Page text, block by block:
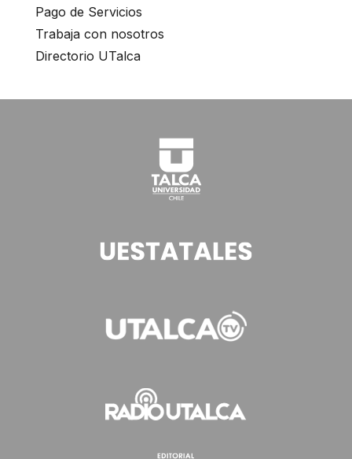
Pago de Servicios
Trabaja con nosotros
Directorio UTalca